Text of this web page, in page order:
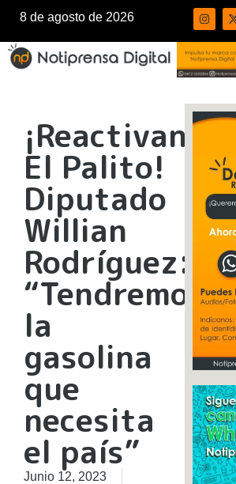
8 de agosto de 2026
¡Reactivan
El Palito!
Diputado
Willian
Rodríguez:
“Tendremos
la
gasolina
que
necesita
el país”
Junio 12, 2023